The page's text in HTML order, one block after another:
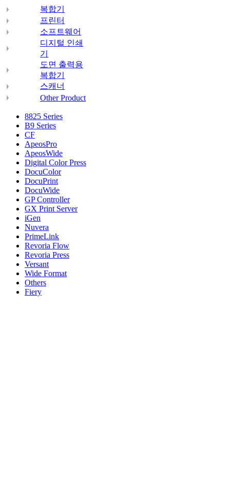
복합기
프린터
소프트웨어
디지털 인쇄
기
도면 출력용
복합기
스캐너
Other Product
8825 Series
B9 Series
CF
ApeosPro
ApeosWide
Digital Color Press
DocuColor
DocuPrint
DocuWide
GP Controller
GX Print Server
iGen
Nuvera
PrimeLink
Revoria Flow
Revoria Press
Versant
Wide Format
Others
Fiery